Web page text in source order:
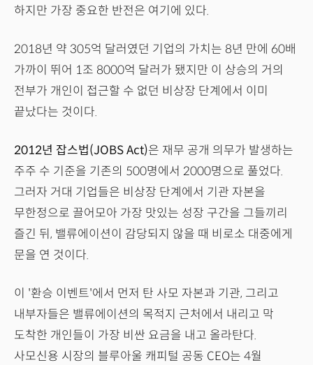
하지만 가장 중요한 반전은 여기에 있다.
2018년 약 305억 달러였던 기업의 가치는 8년 만에 60배
가까이 뛰어 1조 8000억 달러가 됐지만 이 상승의 거의
전부가 개인이 접근할 수 없던 비상장 단계에서 이미
끝났다는 것이다.
2012년 잡스법(JOBS Act)은 재무 공개 의무가 발생하는
주주 수 기준을 기존의 500명에서 2000명으로 풀었다.
그러자 거대 기업들은 비상장 단계에서 기관 자본을
무한정으로 끌어모아 가장 맛있는 성장 구간을 그들끼리
즐긴 뒤, 밸류에이션이 감당되지 않을 때 비로소 대중에게
문을 연 것이다.
이 '환승 이벤트'에서 먼저 탄 사모 자본과 기관, 그리고
내부자들은 밸류에이션의 목적지 근처에서 내리고 막
도착한 개인들이 가장 비싼 요금을 내고 올라탄다.
사모신용 시장의 블루아울 캐피털 공동 CEO는 4월